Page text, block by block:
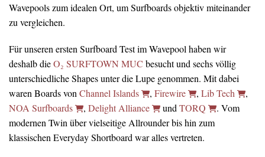
Wavepools zum idealen Ort, um Surfboards objektiv miteinander
zu vergleichen.
Für unseren ersten Surfboard Test im Wavepool haben wir
deshalb dieO₂ SURFTOWN MUC besucht und sechs völlig
unterschiedliche Shapes unter die Lupe genommen. Mit dabei
waren Boards von Channel Islands , Firewire , Lib Tech
,
NOA Surfboards
, Delight Alliance und TORQ
. Vom
modernen Twin über vielseitige Allrounder bis hin zum
klassischen Everyday Shortboard war alles vertreten.